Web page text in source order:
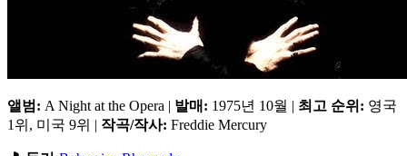
앨범: A Night at the Opera | 발매: 1975년 10월 | 최고 순위: 영국
1위, 미국 9위 | 작곡/작사: Freddie Mercury